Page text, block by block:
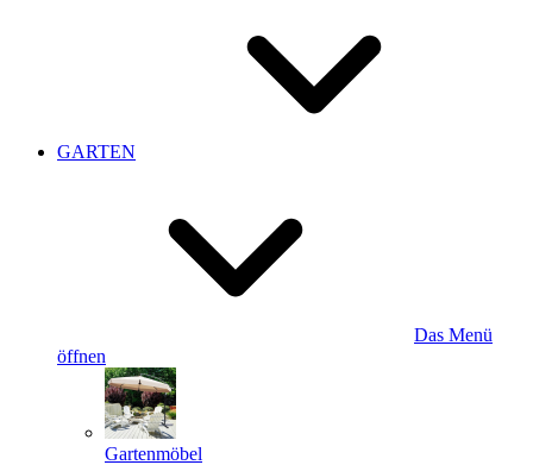
GARTEN
Das Menü
öffnen
Gartenmöbel